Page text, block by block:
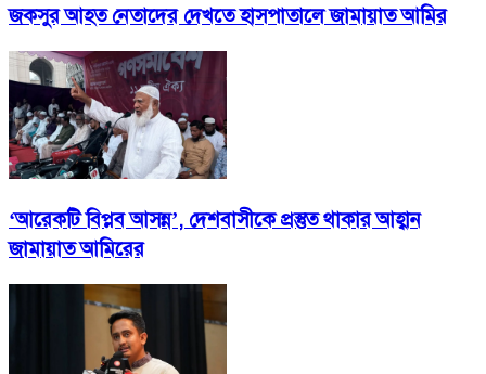
জকসুর আহত নেতাদের দেখতে হাসপাতালে জামায়াত আমির
‘আরেকটি বিপ্লব আসন্ন’, দেশবাসীকে প্রস্তুত থাকার আহ্বান
জামায়াত আমিরের